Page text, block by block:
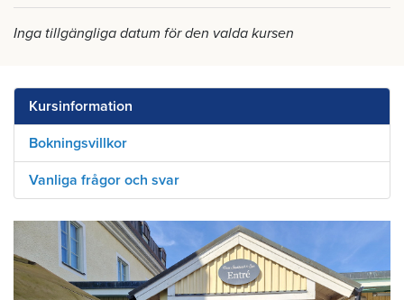
Inga tillgängliga datum för den valda kursen
Kursinformation
Bokningsvillkor
Vanliga frågor och svar